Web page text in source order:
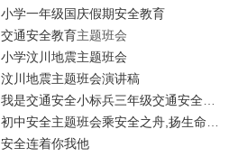
小学一年级国庆假期安全教育
交通安全教育主题班会
小学汶川地震主题班会
汶川地震主题班会演讲稿
我是交通安全小标兵三年级交通安全班会
初中安全主题班会乘安全之舟 扬生命之帆
安全连着你我他